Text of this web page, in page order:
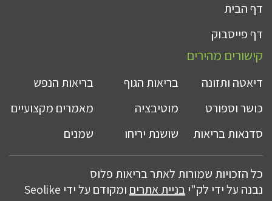
דף הבית
דף פייסבוק
קישורים מהירים
דיאטה ותזונה בריאות הגוף
בריאות הנפש
כושר וספורט
מוטיבציה
מאמרים מקצועיים
סדנאות בריאות
שושנת יריחו שמנים
כל הזכויות שמורות לאתר בריאות פלוס
נבנה על ידי לק"יבניית אתרים ומקודם על ידי Seolike